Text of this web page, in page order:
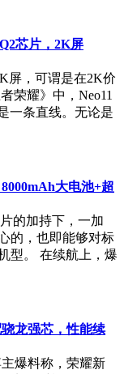
芯片，2K屏
屏，可谓是在2K价
荣耀》中，Neo11
一条直线。无论是
大电池+超
的加持下，一加
的，也即能够对标
型。 在续航上，爆
龙强芯，性能续
主爆料称，荣耀新